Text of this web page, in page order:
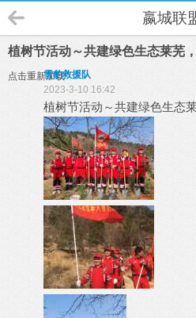
嬴城联
植树节活动～共建绿色生态莱芜
点击重新加载雪豹救援队
2023-3-10 16:42
植树节活动～共建绿色生态